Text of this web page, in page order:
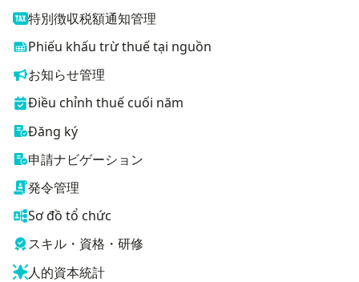
特別徴収税額通知管理
Phiếu khấu trừ thuế tại nguồn
お知らせ管理
Điều chỉnh thuế cuối năm
Đăng ký
申請ナビゲーション
発令管理
Sơ đồ tổ chức
スキル・資格・研修
人的資本統計